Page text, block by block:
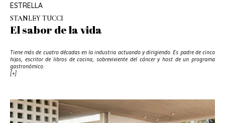
ESTRELLA
STANLEY TUCCI
El sabor de la vida
Tiene más de cuatro décadas en la industria actuando y dirigiendo. Es padre de cinco
hijos, escritor de libros de cocina, sobreviviente del cáncer y host de un programa
gastronómico.
[+]